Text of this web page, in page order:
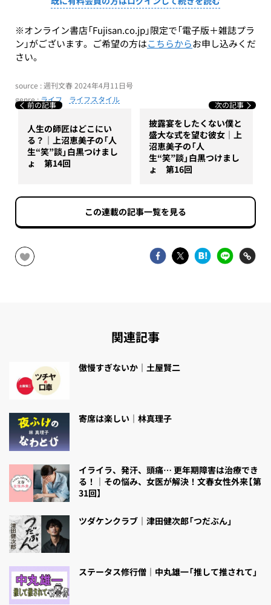
※オンライン書店「Fujisan.co.jp」限定で「電子版＋雑誌プラ
ン」がございます。ご希望の方はこちらからお申し込みくだ
さい。
source : 週刊文春 2024年4月11日号
genre :ライフ ライフスタイル
前の記事
人生の師匠はどこにい
る？｜上沼恵美子の「人
生“笑”談」白黒つけまし
ょ 第14回
次の記事
披露宴をしたくない僕と
盛大な式を望む彼女｜上
沼恵美子の「人
生“笑”談」白黒つけまし
ょ 第16回
この連載の記事一覧を見る
関連記事
傲慢すぎないか｜土屋賢二
寄席は楽しい｜林真理子
イライラ、発汗、頭痛… 更年期障害は治療でき
る！｜その悩み、女医が解決！文春女性外来【第
31回】
ツダケンクラブ｜津田健次郎「つだぶん」
ステータス修行僧｜中丸雄一「推して推されて」